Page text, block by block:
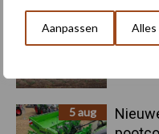
Aanpassen Alles
5 aug
5 aug